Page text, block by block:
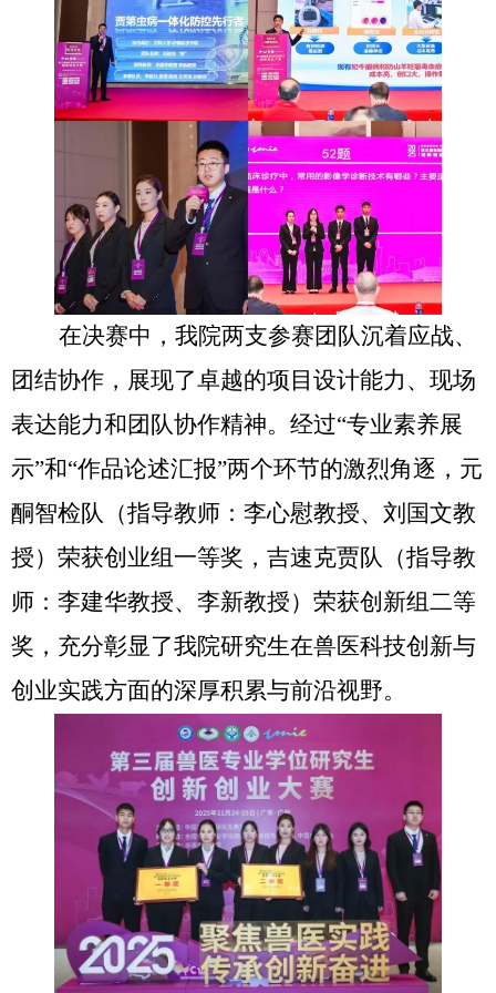
在决赛中，我院两支参赛团队沉着应战、
团结协作，展现了卓越的项目设计能力、现场
表达能力和团队协作精神。经过“专业素养展
示”和“作品论述汇报”两个环节的激烈角逐，元
酮智检队（指导教师：李心慰教授、刘国文教
授）荣获创业组一等奖，吉速克贾队（指导教
师：李建华教授、李新教授）荣获创新组二等
奖，充分彰显了我院研究生在兽医科技创新与
创业实践方面的深厚积累与前沿视野。